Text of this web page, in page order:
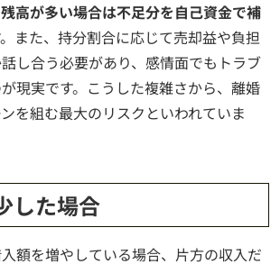
高が多い場合は不足分を自己資金で補
また、持分割合に応じて売却益や負担
し合う必要があり、感情面でもトラブ
現実です。こうした複雑さから、離婚
を組む最大のリスクといわれていま
した場合
額を増やしている場合、片方の収入だ